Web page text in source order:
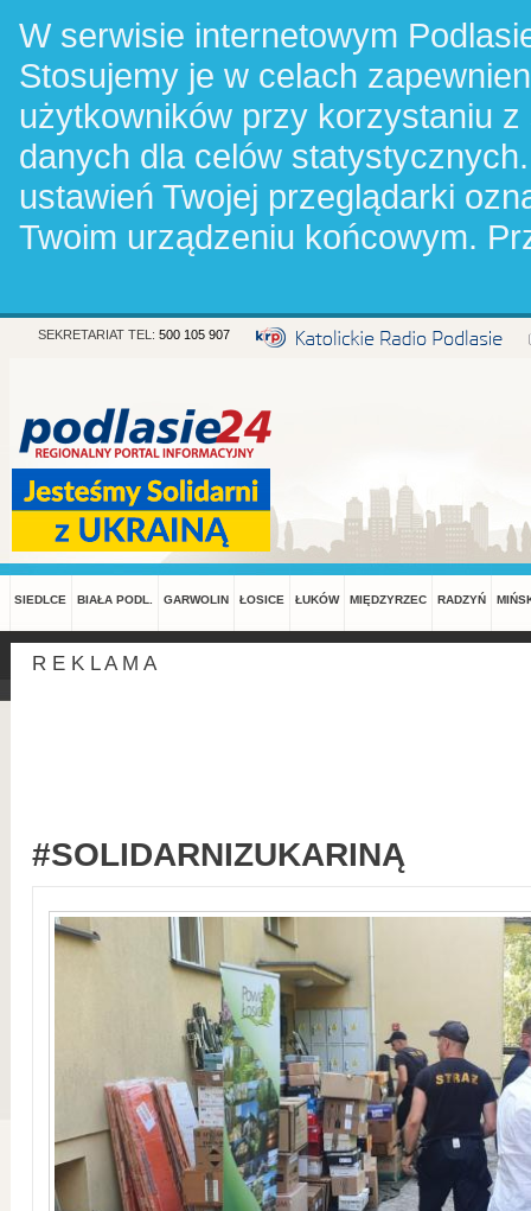
W serwisie internetowym
Stosujemy je w celach
użytkowników przy korzystaniu
danych dla celów
ustawień Twojej przeglądarki
Twoim urządzeniu końcowym.
SEKRETARIAT TEL: 500 105 907
SIEDLCE BIAŁA PODL. GARWOLIN ŁOSICE ŁUKÓW MIĘDZYRZEC RADZYŃ
R E K L A M A
#SOLIDARNIZUKARINĄ